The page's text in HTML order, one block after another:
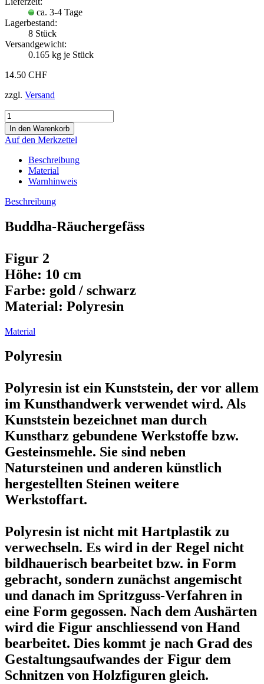
ca. 3-4 Tage
Lagerbestand:
8 Stück
Versandgewicht:
0.165 kg je Stück
14.50 CHF
zzgl. Versand
Auf den Merkzettel
Beschreibung
Material
Warnhinweis
Beschreibung
Buddha-Räuchergefäss​
Figur 2
Höhe: 10 cm
Farbe: gold / schwarz
Material: Polyresin
Material
Polyresin
Polyresin ist ein Kunststein, der vor allem
im Kunsthandwerk verwendet wird. Als
Kunststein bezeichnet man durch
Kunstharz gebundene Werkstoffe bzw.
Gesteinsmehle. Sie sind neben
Natursteinen und anderen künstlich
hergestellten Steinen weitere
Werkstoffart.
Polyresin ist nicht mit Hartplastik zu
verwechseln. Es wird in der Regel nicht
bildhauerisch bearbeitet bzw. in Form
gebracht, sondern zunächst angemischt
und danach im Spritzguss-Verfahren in
eine Form gegossen. Nach dem Aushärten
wird die Figur anschliessend von Hand
bearbeitet. Dies kommt je nach Grad des
Gestaltungsaufwandes der Figur dem
Schnitzen von Holzfiguren gleich.